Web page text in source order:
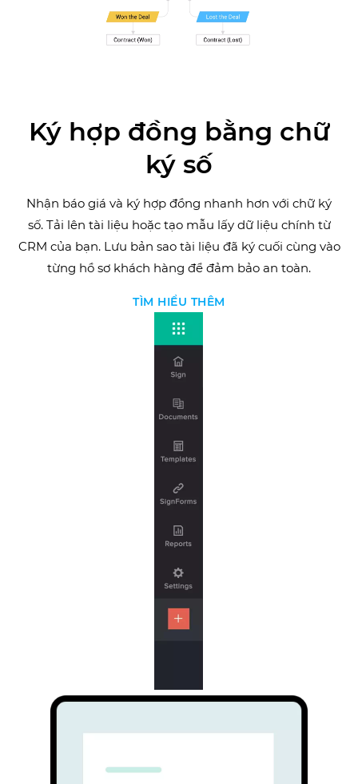
Ký hợp đồng bằng chữ
ký số
Nhận báo giá và ký hợp đồng nhanh hơn với chữ ký
số. Tải lên tài liệu hoặc tạo mẫu lấy dữ liệu chính từ
CRM của bạn. Lưu bản sao tài liệu đã ký cuối cùng vào
từng hồ sơ khách hàng để đảm bảo an toàn.
TÌM HIỂU THÊM